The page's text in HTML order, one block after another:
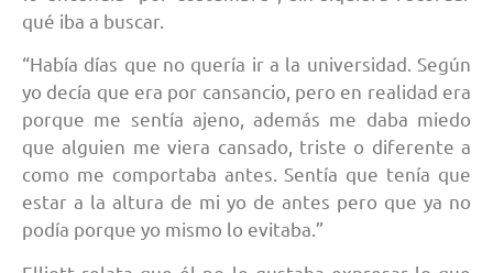
qué iba a buscar.
“Había días que no quería ir a la universidad. Según
yo decía que era por cansancio, pero en realidad era
porque me sentía ajeno, además me daba miedo
que alguien me viera cansado, triste o diferente a
como me comportaba antes. Sentía que tenía que
estar a la altura de mi yo de antes pero que ya no
podía porque yo mismo lo evitaba.”